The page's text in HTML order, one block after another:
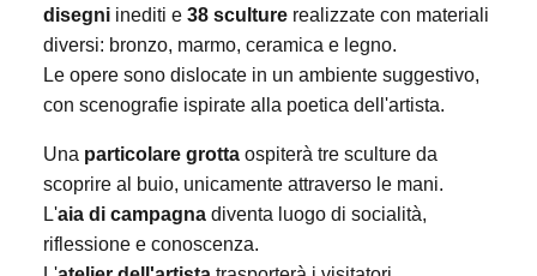
disegni inediti e 38 sculture realizzate con materiali
diversi: bronzo, marmo, ceramica e legno.
Le opere sono dislocate in un ambiente suggestivo,
con scenografie ispirate alla poetica dell'artista.
Una particolare grotta ospiterà tre sculture da
scoprire al buio, unicamente attraverso le mani.
L'aia di campagna diventa luogo di socialità,
riflessione e conoscenza.